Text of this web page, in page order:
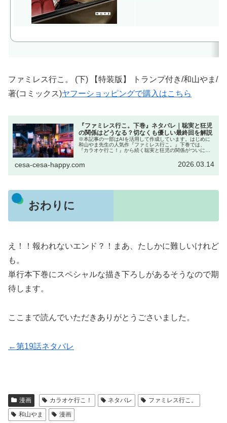
ファミレス行こ。 (下) 【特装版】 トランプ付き/和山やま/
著(コミックス)ヤフーショッピングで購入はこちら
『ファミレス行こ。下巻』ネタバレ｜聡実と狂児
の関係はどうなる？切なくも優しい最終回を解説
※本記事の一部はAIを活用して作成しています。はじめに
和山やま先生の人気作『ファミレス行こ。』下巻では、
『カラオケ行こ！』から続く聡実と狂児の関係がついに大
cesa-cesa-happy.com 2026.03.14
おわりに
え！！報われないエンド？！まあ、たしかに難しいけれど
も。
単行本下巻にスペシャルな描き下ろしがあるそうなので期
待します。
ここまで読んでいただきありがとうごさいました。
←第19話ネタバレ
漫画 カラオケ行こ！ ネタバレ
ファミレス行こ。
和山やま
漫画